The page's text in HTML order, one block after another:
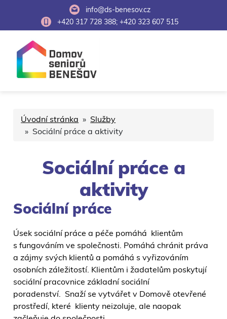
info@ds-benesov.cz
+420 317 728 388; +420 323 607 515
Úvodní stránka » Služby
» Sociální práce a aktivity
Sociální práce a
aktivity
Sociální práce
Úsek sociální práce a péče pomáhá klientům
s fungováním ve společnosti. Pomáhá chránit práva
a zájmy svých klientů a pomáhá s vyřizováním
osobních záležitostí. Klientům i žadatelům poskytují
sociální pracovnice základní sociální
poradenství. Snaží se vytvářet v Domově otevřené
prostředí, které klienty neizoluje, ale naopak